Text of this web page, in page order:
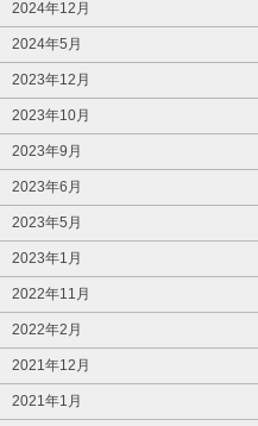
2024年12月
2024年5月
2023年12月
2023年10月
2023年9月
2023年6月
2023年5月
2023年1月
2022年11月
2022年2月
2021年12月
2021年1月